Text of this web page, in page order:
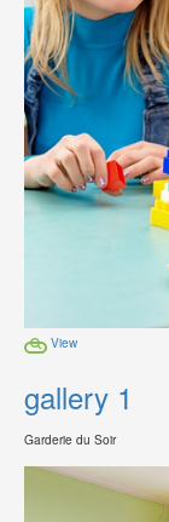
View
gallery 1
Garderie du Soir